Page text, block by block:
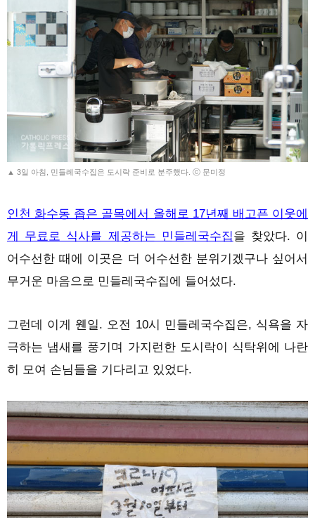
▲ 3일 아침, 민들레국수집은 도시락 준비로 분주했다. ⓒ 문미정
인천 화수동 좁은 골목에서 올해로 17년째 배고픈 이웃에
게 무료로 식사를 제공하는 민들레국수집을 찾았다. 이
어수선한 때에 이곳은 더 어수선한 분위기겠구나 싶어서
무거운 마음으로 민들레국수집에 들어섰다.
그런데 이게 웬일. 오전 10시 민들레국수집은, 식욕을 자
극하는 냄새를 풍기며 가지런한 도시락이 식탁위에 나란
히 모여 손님들을 기다리고 있었다.